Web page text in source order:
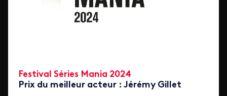
Festival Séries Mania 2024
Prix du meilleur acteur : Jérémy Gillet